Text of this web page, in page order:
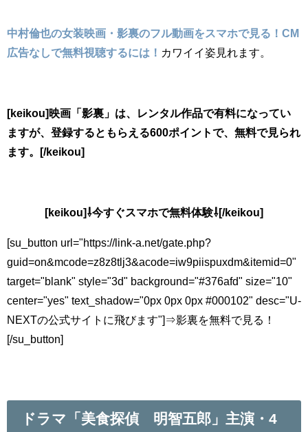
中村倫也の女装映画・影裏のフル動画をスマホで見る！CM
広告なしで無料視聴するには！ カワイイ姿見れます。
[keikou]映画「影裏」は、レンタル作品で有料になってい
ますが、登録するともらえる600ポイントで、無料で見られ
ます。[/keikou]
[keikou]⇩今すぐスマホで無料体験⇩[/keikou]
[su_button url="https://link-a.net/gate.php?
guid=on&mcode=z8z8tlj3&acode=iw9piispuxdm&itemid=0"
target="blank" style="3d" background="#376afd" size="10"
center="yes" text_shadow="0px 0px 0px #000102" desc="U-
NEXTの公式サイトに飛びます"]⇒影裏を無料で見る！
[/su_button]
ドラマ「美食探偵 明智五郎」主演・4